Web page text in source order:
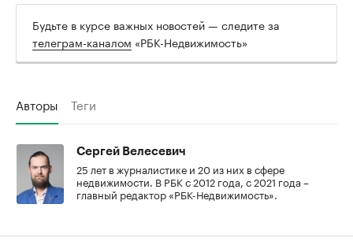
Будьте в курсе важных новостей — следите за
телеграм-каналом «РБК-Недвижимость»
Авторы Теги
Сергей Велесевич
25 лет в журналистике и 20 из них в сфере
недвижимости. В РБК с 2012 года, с 2021 года –
главный редактор «РБК-Недвижимость».